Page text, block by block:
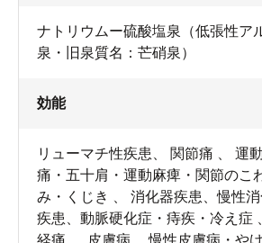
ナトリウムー硫酸塩泉（低張性ア
泉・旧泉質名：芒硝泉）
効能
リューマチ性疾患、 関節痛 、 運
痛・五十肩・運動麻痺・関節のこ
み・くじき 、 消化器疾患、慢性
疾患、動脈硬化症・痔疾・冷え症
経痛 、 皮膚病 、慢性皮膚病・や